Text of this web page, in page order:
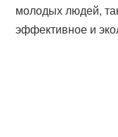
молодых людей,
эффективное и